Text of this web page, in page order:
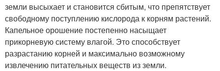
земли высыхает и становится сбитым, что препятствует
свободному поступлению кислорода к корням растений.
Капельное орошение постепенно насыщает
прикорневую систему влагой. Это способствует
разрастанию корней и максимально возможному
извлечению питательных веществ из земли.